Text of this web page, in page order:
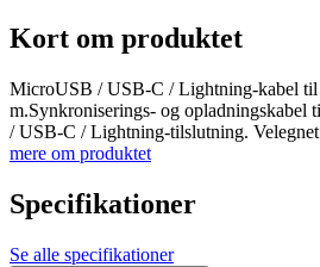
Kort om produktet
MicroUSB / USB-C / Lightning-kabel til
m.Synkroniserings- og opladningskabel
/ USB-C / Lightning-tilslutning.
mere om produktet
Specifikationer
Se alle specifikationer